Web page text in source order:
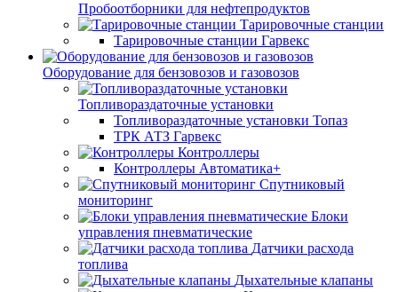
Пробоотборники для нефтепродуктов
Тарировочные станции
Тарировочные станции Гарвекс
Оборудование для бензовозов и газовозов
Топливораздаточные установки
Топливораздаточные установки Топаз
ТРК АТЗ Гарвекс
Контроллеры
Контроллеры Автоматика+
Спутниковый
мониторинг
Блоки
управления пневматические
Датчики расхода
топлива
Дыхательные клапаны